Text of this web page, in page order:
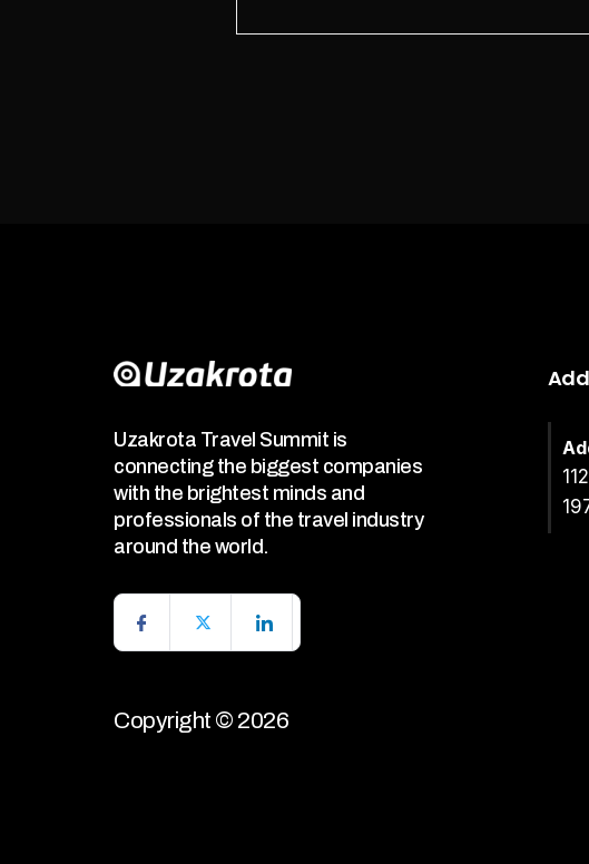
Uzakrota Travel Summit is
connecting the biggest companies
with the brightest minds and
professionals of the travel industry
around the world.
Copyright © 2026